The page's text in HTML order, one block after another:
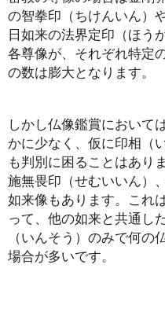
の智拳印（ちけんいん）
日如来の法界定印（ほう
各尊像が、それぞれ特定
の数は膨大となります。
しかし仏像鑑賞において
かに少なく、仮に印相（
も判別に困ることはあり
施無畏印（せむいいん）
如来像もあります。これ
って、他の如来と共通し
（いんそう）のみで何の
場合が多いです。